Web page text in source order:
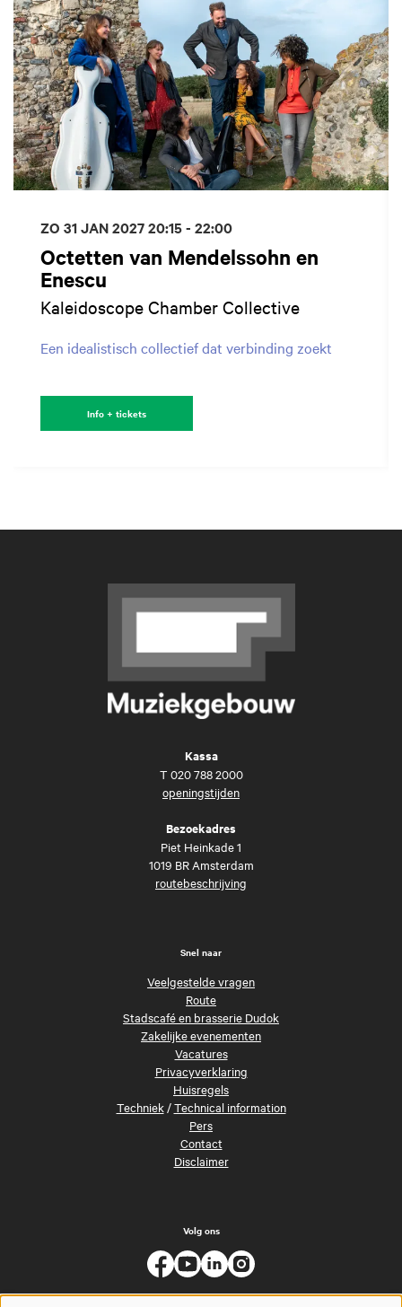
Octetten van Mendelssohn en
Enescu
Kaleidoscope Chamber Collective
Een idealistisch collectief dat verbinding zoekt
ZO 31 JAN 202720:15 - 22:00
Info + tickets
Kassa
T 020 788 2000
openingstijden
Bezoekadres
Piet Heinkade 1
1019 BR Amsterdam
routebeschrijving
Snel naar
Veelgestelde vragen
Route
Stadscafé en brasserie Dudok
Zakelijke evenementen
Vacatures
Privacyverklaring
Huisregels
Techniek/Technical information
Pers
Contact
Disclaimer
Volg ons